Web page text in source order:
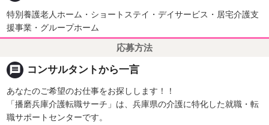
特別養護老人ホーム・ショートステイ・デイサービス・居宅介護支
援事業・グループホーム
応募方法
message コンサルタントから一言
あなたのご希望のお仕事をお探しします！！
「播磨兵庫介護転職サーチ」は、兵庫県の介護に特化した就職・転
職サポートセンターです。